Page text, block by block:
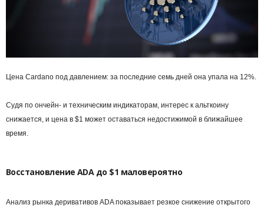
Цена Cardano под давлением: за последние семь дней она упала на 12%.
Судя по ончейн- и техническим индикаторам, интерес к альткоину
снижается, и цена в $1 может оставаться недостижимой в ближайшее
время.
Восстановление ADA до $1 маловероятно
Анализ рынка деривативов ADA показывает резкое снижение открытого